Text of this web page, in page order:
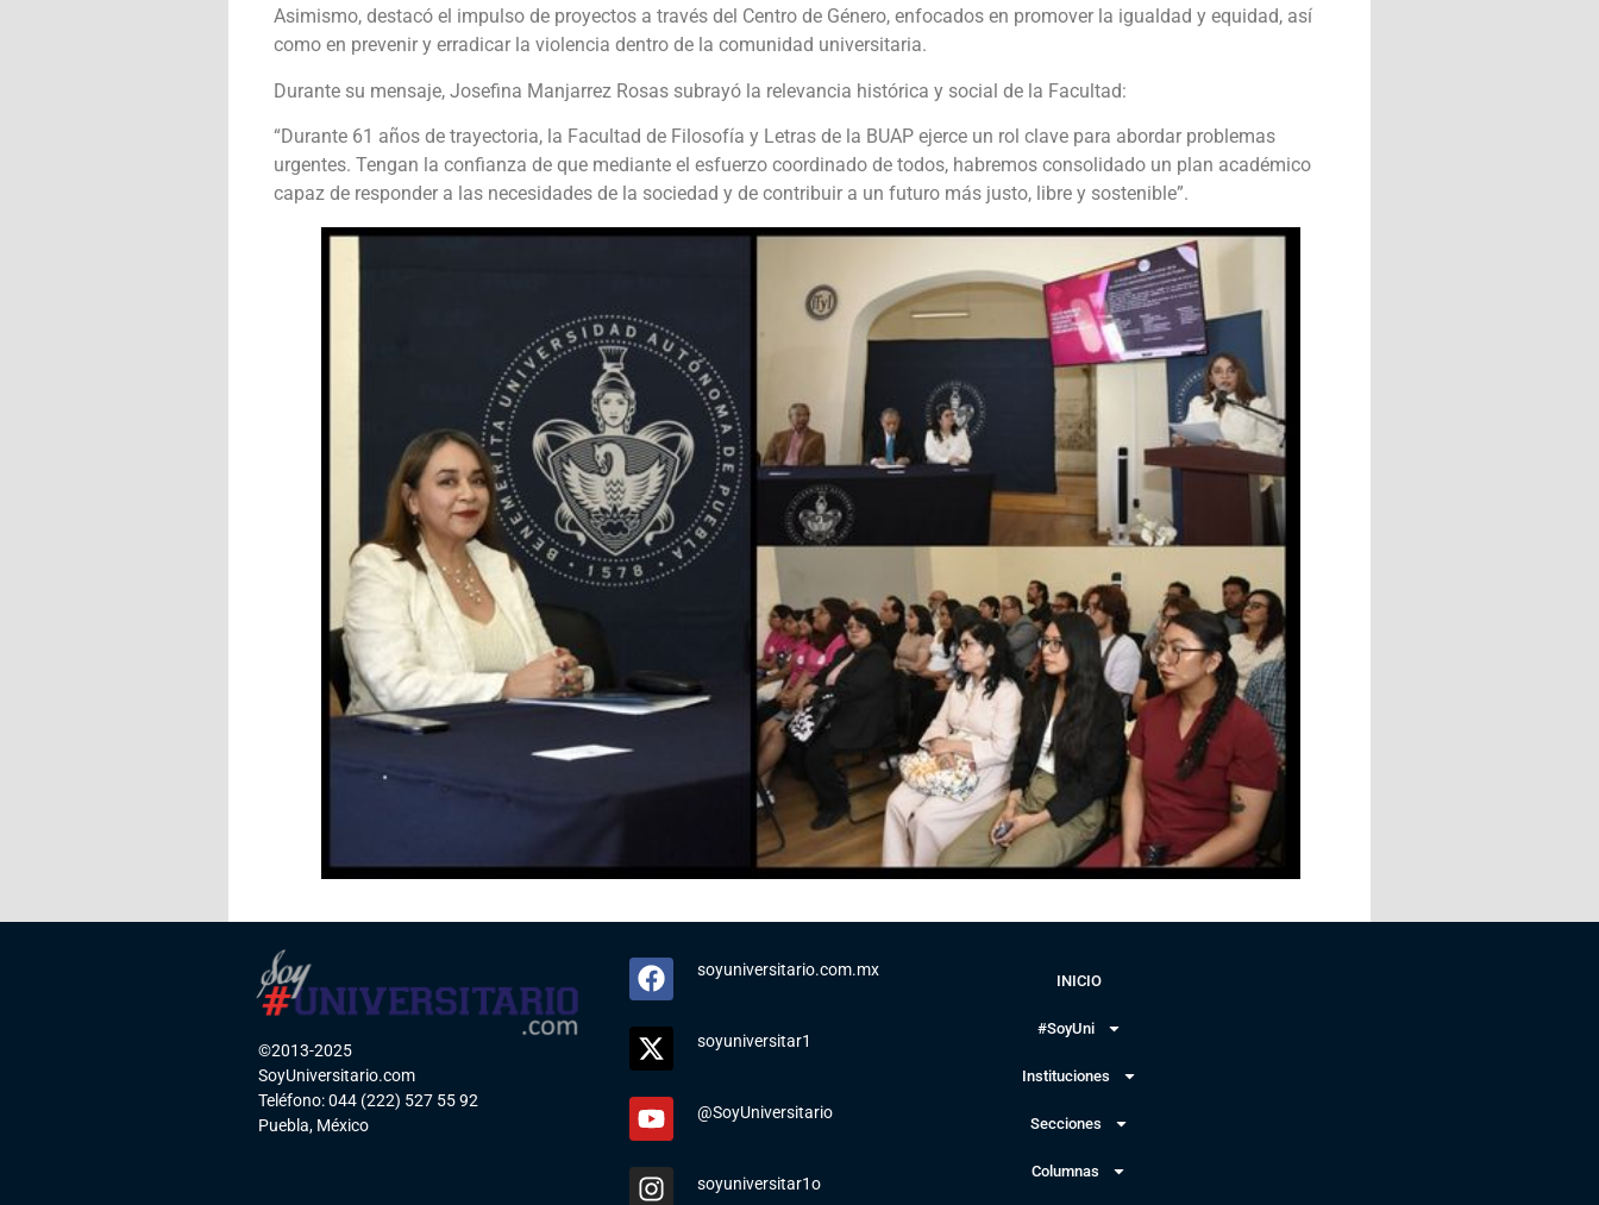
Asimismo, destacó el impulso de proyectos a través del Centro de Género, enfocados en promover la igualdad y equidad, así
como en prevenir y erradicar la violencia dentro de la comunidad universitaria.
Durante su mensaje, Josefina Manjarrez Rosas subrayó la relevancia histórica y social de la Facultad:
“Durante 61 años de trayectoria, la Facultad de Filosofía y Letras de la BUAP ejerce un rol clave para abordar problemas
urgentes. Tengan la confianza de que mediante el esfuerzo coordinado de todos, habremos consolidado un plan académico
capaz de responder a las necesidades de la sociedad y de contribuir a un futuro más justo, libre y sostenible”.
©2013-2025
SoyUniversitario.com
Teléfono: 044 (222) 527 55 92
Puebla, México
soyuniversitario.com.mx
soyuniversitar1
@SoyUniversitario
soyuniversitar1o
INICIO
#SoyUni
Instituciones
Secciones
Columnas